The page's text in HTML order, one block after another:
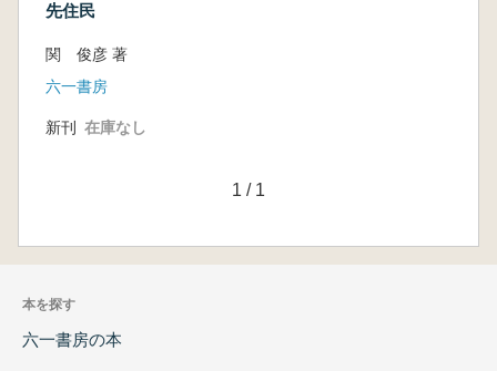
先住民
関 俊彦 著
六一書房
新刊 在庫なし
1 / 1
本を探す
六一書房の本